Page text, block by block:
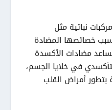
نباتية مثل
خصائصها المضادة
مضادات الأكسدة
في خلايا الجسم،
بتطور أمراض القلب